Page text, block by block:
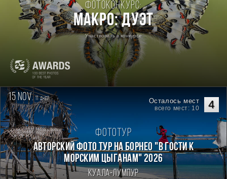
Фотоконкурс:
Макро: Дуэт
Участвовать в конкурсе
15 nov. 11дней 4
Осталось мест
всего мест: 10
Фототур
Авторский фото тур на Борнео "В гости к
морским цыганам" 2026
Куала-Лумпур